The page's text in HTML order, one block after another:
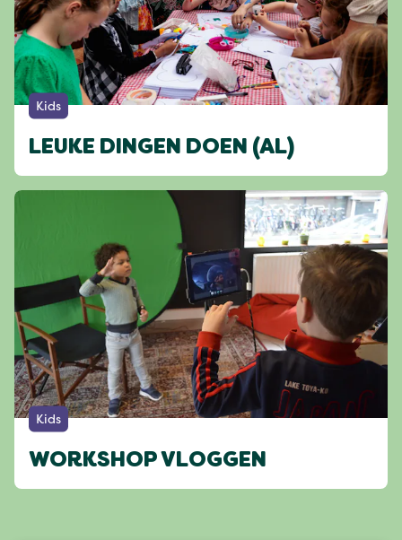
Kids
LEUKE DINGEN DOEN (AL)
Kids
WORKSHOP VLOGGEN